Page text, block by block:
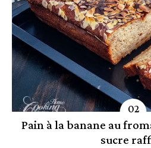
Pain à la banane au
sucre